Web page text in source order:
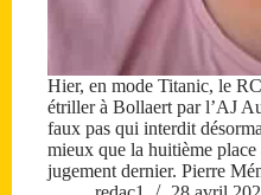
Hier, en mode Titanic, le
étriller à Bollaert par l’AJ
faux pas qui interdit
mieux que la huitième
jugement dernier. Pierre